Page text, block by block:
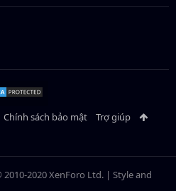
Chính sách bảo mật Trợ giúp
2010-2020 XenForo Ltd. | Style and